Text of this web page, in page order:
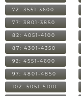
72: 3551-3600
77: 3801-3850
82: 4051-4100
87: 4301-4350
92: 4551-4600
97: 4801-4850
102: 5051-5100